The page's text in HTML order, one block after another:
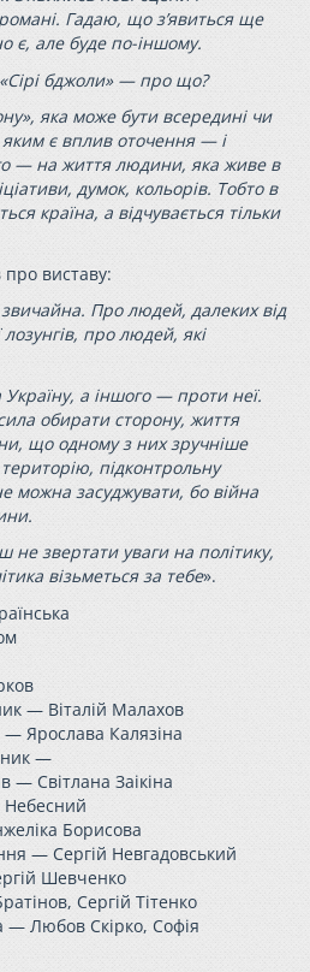
Гадаю, що з’явиться ще
є, але буде по-іншому.
бджоли» — про що?
яка може бути всередині чи
є вплив оточення — і
— на життя людини, яка живе в
думок, кольорів. Тобто в
країна, а відчувається тільки
виставу:
звичайна. Про людей, далеких від
лозунгів, про людей, які
Україну, а іншого — проти неї.
обирати сторону, життя
що одному з них зручніше
підконтрольну
можна засуджувати, бо війна
не звертати уваги на політику,
візьметься за тебе».
— Віталій Малахов
Ярослава Калязіна
—
— Світлана Заікіна
Борисова
— Сергій Невгадовський
Шевченко
Сергій Тітенко
— Любов Скірко, Софія